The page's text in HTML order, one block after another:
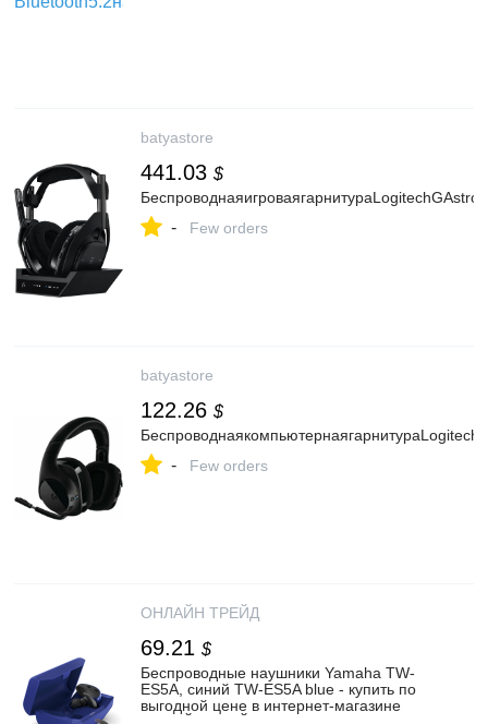
batyastore
441.03 $
- Few orders
batyastore
122.26 $
- Few orders
ОНЛАЙН ТРЕЙД
69.21 $
Беспроводные наушники Yamaha TW-
ES5A, синий TW-ES5A blue - купить по
выгодной цене в интернет-магазине